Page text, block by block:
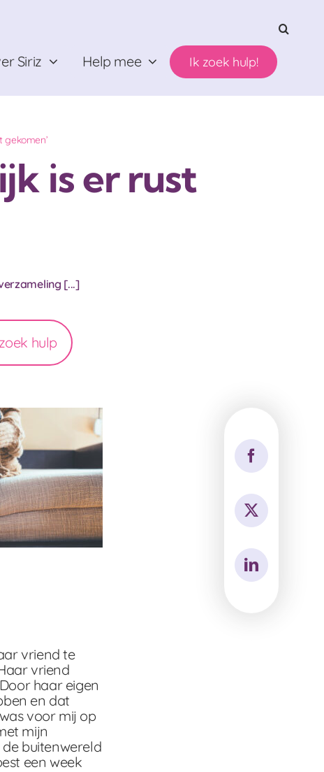
Siriz Help mee Ik zoek hulp!
gekomen’
is er rust
[...]
hulp
vriend te
vriend
haar eigen
en dat
voor mij op
mijn
buitenwereld
een week